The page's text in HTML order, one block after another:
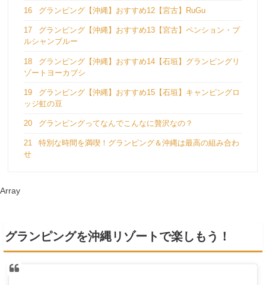
16 グランピング【沖縄】おすすめ12【宮古】RuGu
17
グランピング【沖縄】おすすめ13【宮古】ペンション・プ
ルシャンブルー
18
グランピング【沖縄】おすすめ14【石垣】グランピングリ
ゾートヨーカブシ
19
グランピング【沖縄】おすすめ15【石垣】キャンピングロ
ッジ虹の豆
20 グランピングってなんでこんなに贅沢なの？
21
特別な時間を満喫！グランピング＆沖縄は最高の組み合わ
せ
Array
グランピングを沖縄リゾートで楽しもう！